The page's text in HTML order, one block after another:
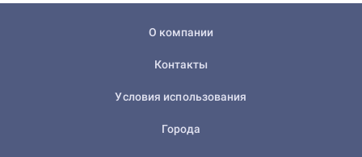
О компании
Контакты
Условия использования
Города